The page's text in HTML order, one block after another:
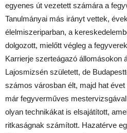
egyenes út vezetett számára a
Tanulmányai más irányt vettek,
élelmiszeriparban, a
dolgozott, mielőtt végleg a
Karrierje szerteágazó állomásokon
Lajosmizsén született, de
számos városban élt, majd hat
már fegyverműves
olyan technikákat is elsajátított,
ritkaságnak számított. Hazatérve